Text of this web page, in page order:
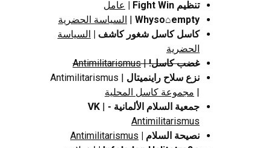
تنظيم Fight Win |
عامل
Whyso⌂empty
| السياسة الحضرية
كاسل كاسل شغور كاشف | السياسة
الحضرية
غضب كاسل!|
Antimilitarismus
نزع سلاح راينميتال
| Antimilitarismus
| مجموعة كاسل المحلية
جمعية السلام الألمانية - VK |
Antimilitarismus
نصيحة السلام | Antimilitarismus